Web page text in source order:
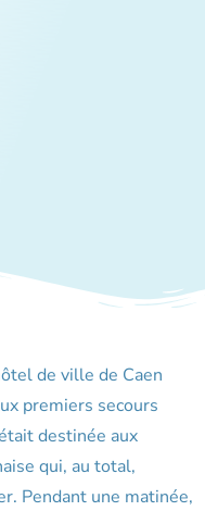
de ville de Caen
premiers secours
destinée aux
qui, au total,
Pendant une matinée,